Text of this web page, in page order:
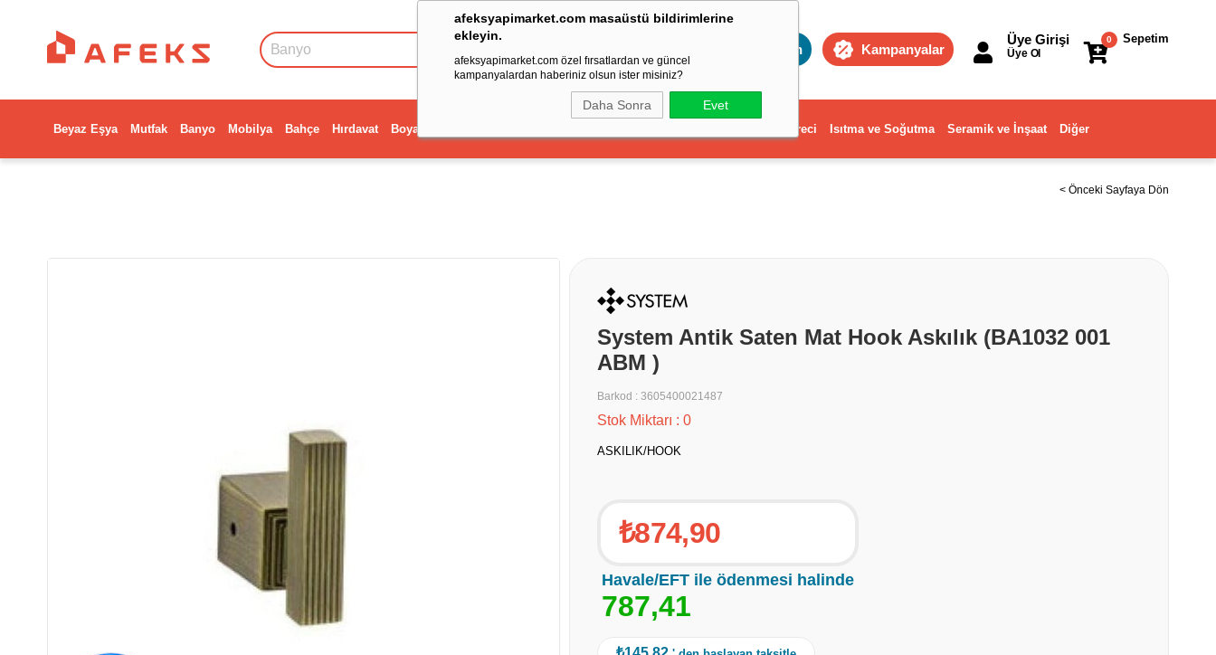
afeksyapimarket.com masaüstü bildirimlerine
ekleyin.
afeksyapimarket.com özel fırsatlardan ve güncel
kampanyalardan haberiniz olsun ister misiniz?
Daha Sonra Evet
Toptan Kampanyalar
Sepetim
0
Üye Girişi
Üye Ol
Beyaz Eşya Mutfak Banyo Mobilya Bahçe Hırdavat Boya Dekorasyon ve Ev Gereci Isıtma ve Soğutma Seramik ve İnşaat Diğer
< Önceki Sayfaya Dön
System Antik Saten Mat Hook Askılık (BA1032 001
ABM )
Barkod : 3605400021487
Stok Miktarı : 0
ASKILIK/HOOK
₺874,90
Havale/EFT ile ödenmesi halinde
787,41